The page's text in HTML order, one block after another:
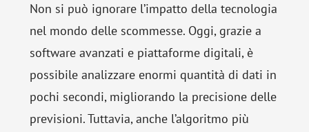
Non si può ignorare l’impatto della tecnologia
nel mondo delle scommesse. Oggi, grazie a
software avanzati e piattaforme digitali, è
possibile analizzare enormi quantità di dati in
pochi secondi, migliorando la precisione delle
previsioni. Tuttavia, anche l’algoritmo più